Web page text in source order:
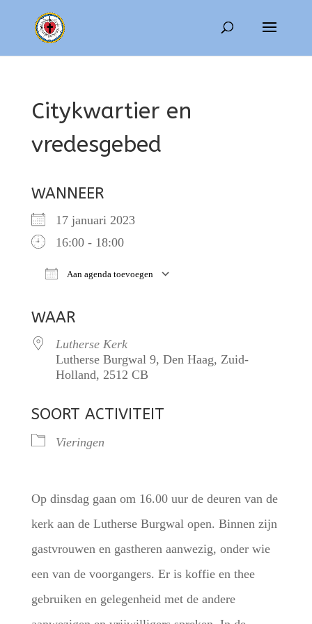
Citykwartier en
vredesgebed
WANNEER
17 januari 2023
16:00 - 18:00
Aan agenda toevoegen
WAAR
Lutherse Kerk
Lutherse Burgwal 9, Den Haag, Zuid-
Holland, 2512 CB
SOORT ACTIVITEIT
Vieringen
Op dinsdag gaan om 16.00 uur de deuren van de
kerk aan de Lutherse Burgwal open. Binnen zijn
gastvrouwen en gastheren aanwezig, onder wie
een van de voorgangers. Er is koffie en thee
gebruiken en gelegenheid met de andere